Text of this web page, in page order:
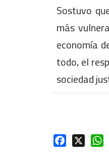
Sostuvo
más
economía
todo, el
sociedad
Facebook